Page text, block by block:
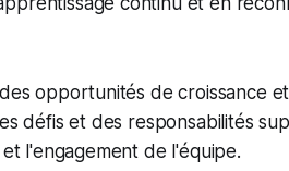
opportunités de croissance
défis et des responsabilités
l'engagement de l'équipe.